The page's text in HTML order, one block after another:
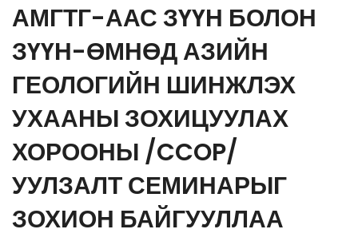
АМГТГ-ААС ЗҮҮН БОЛОН
ЗҮҮН-ӨМНӨД АЗИЙН
ГЕОЛОГИЙН ШИНЖЛЭХ
УХААНЫ ЗОХИЦУУЛАХ
ХОРООНЫ /CCOP/
УУЛЗАЛТ СЕМИНАРЫГ
ЗОХИОН БАЙГУУЛЛАА